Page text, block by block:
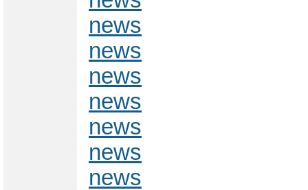
news
news
news
news
news
news
news